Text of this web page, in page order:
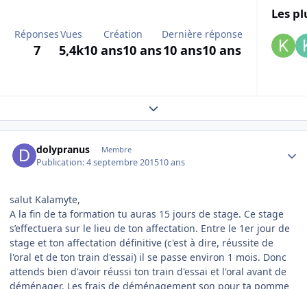
Réponses
7
Vues
5,4k
Création
10 ans10 ans
Dernière réponse
10 ans10 ans
Les
Expand topic overview
dolypranus Membre
Publication:4 septembre 201510 ans
salut Kalamyte,
A la fin de ta formation tu auras 15 jours de stage. Ce stage
s’effectuera sur le lieu de ton affectation. Entre le 1er jour de
stage et ton affectation définitive (c'est à dire, réussite de
l'oral et de ton train d'essai) il se passe environ 1 mois. Donc
attends bien d'avoir réussi ton train d'essai et l'oral avant de
déménager. Les frais de déménagement son pour ta pomme